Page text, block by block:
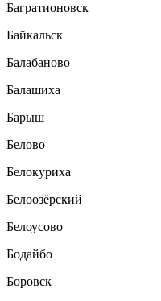
Багратионовск
Байкальск
Балабаново
Балашиха
Барыш
Белово
Белокуриха
Белоозёрский
Белоусово
Бодайбо
Боровск